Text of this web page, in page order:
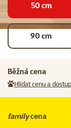
50 cm
90 cm
Běžná cena
Hlídat cenu a
familycena